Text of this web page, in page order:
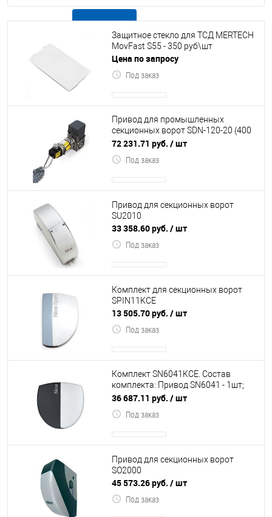
Защитное стекло для ТСД MERTECH
MovFast S55 - 350 руб\шт
Цена по запросу
Под заказ
Привод для промышленных
секционных ворот SDN-120-20 (400
В, 120 Нм, 20 об.мин, вал 25,4 мм,
72 231.71 руб. / шт
Под заказ
Привод для секционных ворот
SU2010
33 358.60 руб. / шт
Под заказ
Комплект для секционных ворот
SPIN11KCE
13 505.70 руб. / шт
Под заказ
Комплект SN6041KCE. Состав
комплекта: Привод SN6041 - 1шт;
рейка приводная с зубчатым
36 687.11 руб. / шт
Под заказ
Привод для секционных ворот
SO2000
45 573.26 руб. / шт
Под заказ